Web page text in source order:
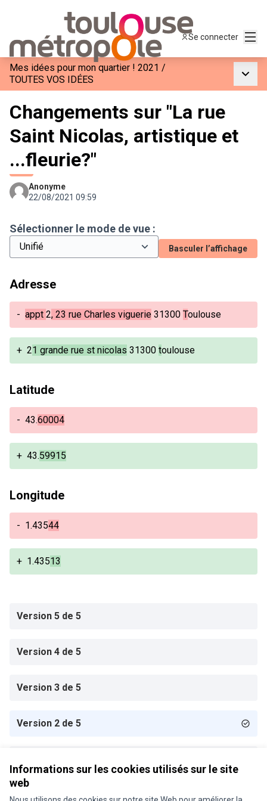
Informations sur les cookies utilisés sur le site
web
Se connecter
Mes idées pour mon quartier ! 2021 /
TOUTES VOS IDÉES
Changements sur "La rue
Saint Nicolas, artistique et
...fleurie?"
Anonyme
22/08/2021 09:59
Sélectionner le mode de vue :
Basculer l’affichage
Adresse
- appt 2, 23 rue Charles viguerie 31300 Toulouse
+ 21 grande rue st nicolas 31300 toulouse
Latitude
- 43.60004
+ 43.59915
Longitude
- 1.43544
+ 1.43513
Version 5 de 5
Version 4 de 5
Version 3 de 5
Version 2 de 5